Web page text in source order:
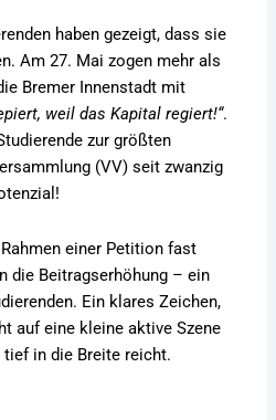
haben gezeigt, dass sie
Am 27. Mai zogen mehr als
Bremer Innenstadt mit
weil das Kapital regiert!“.
zur größten
(VV) seit zwanzig
einer Petition fast
die Beitragserhöhung – ein
Ein klares Zeichen,
auf eine kleine aktive Szene
in die Breite reicht.